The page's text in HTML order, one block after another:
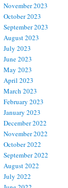
November 2023
October 2023
September 2023
August 2023
July 2023
June 2023
May 2023
April 2023
March 2023
February 2023
January 2023
December 2022
November 2022
October 2022
September 2022
August 2022
July 2022